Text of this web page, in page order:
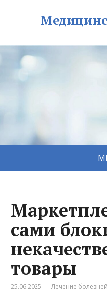
сами
товары
25.06.2025 Лечение болезней